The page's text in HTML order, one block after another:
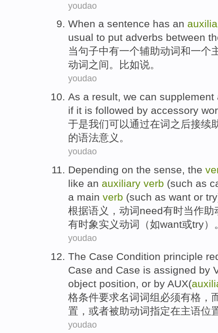
youdao
When a sentence has an
usual to put adverbs between
当句子中有一个辅助动词和一个
动词 之间。 比如说。
youdao
As a result, we can supplement
if it is followed by accessory
于是我们可以通过在词 之后接续
的语法意义 。
youdao
Depending on the sense, the
like an auxiliary verb (such as
a main verb (such as want or try
根据语义 ， 动词need有时当作助
有时象实义动词（如want或try）
youdao
The Case Condition principle
Case and Case is assigned by
object position, or by AUX(
格条件要求名词词组必须有格，
置 ， 或者被助动词指定在主语位
youdao